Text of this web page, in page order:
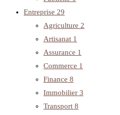
Entreprise 29
Agriculture 2
Artisanat 1
Assurance 1
Commerce 1
Finance 8
Immobilier 3
Transport 8